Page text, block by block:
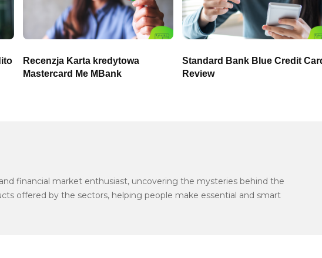
Recenzja Karta kredytowa
Mastercard Me MBank
Standard Bank Blue Credit
Review
financial market enthusiast, uncovering the mysteries behind the
offered by the sectors, helping people make essential and smart